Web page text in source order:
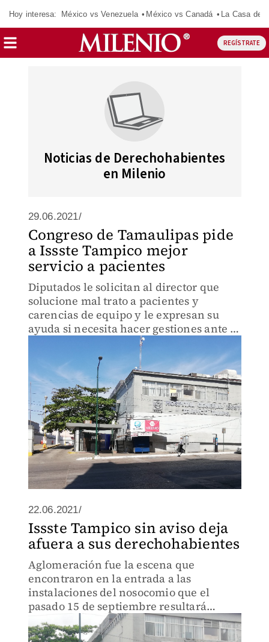
Hoy interesa: México vs Venezuela México vs Canadá La Casa de
REGÍSTRATE
Noticias de Derechohabientes
en Milenio
29.06.2021/
Congreso de Tamaulipas pide
a Issste Tampico mejor
servicio a pacientes
Diputados le solicitan al director que
solucione mal trato a pacientes y
carencias de equipo y le expresan su
ayuda si necesita hacer gestiones ante el
22.06.2021/
Issste Tampico sin aviso deja
afuera a sus derechohabientes
Aglomeración fue la escena que
encontraron en la entrada a las
instalaciones del nosocomio que el
pasado 15 de septiembre resultará
ganador con el premio de la Lotería
Nacional